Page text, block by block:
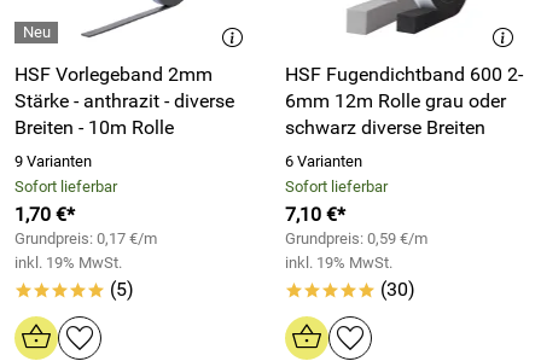
HSF Vorlegeband 2mm
Stärke - anthrazit - diverse
Breiten - 10m Rolle
9 Varianten
Sofort lieferbar
1,70 €*
Grundpreis: 0,17 €/m
inkl. 19% MwSt.
***** (5)
HSF Fugendichtband 600 2-
6mm 12m Rolle grau oder
schwarz diverse Breiten
6 Varianten
Sofort lieferbar
7,10 €*
Grundpreis: 0,59 €/m
inkl. 19% MwSt.
***** (30)